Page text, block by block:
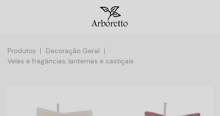
Produtos
Decoração Geral
Velas e fragâncias, lanternas e castiçais